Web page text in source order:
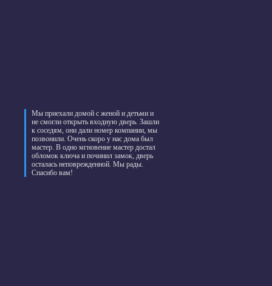
Мы приехали домой с женой и детьми и
не смогли открыть входную дверь. Зашли
к соседям, они дали номер компании, мы
позвонили. Очень скоро у нас дома был
мастер. В одно мгновение мастер достал
обломок ключа и починил замок, дверь
осталась неповрежденной. Мы рады.
Спасибо вам!